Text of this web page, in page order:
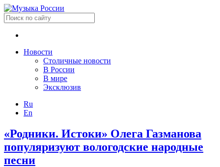
Новости
Столичные новости
В России
В мире
Эксклюзив
Ru
En
«Родники. Истоки» Олега Газманова
популяризуют вологодские народные
песни